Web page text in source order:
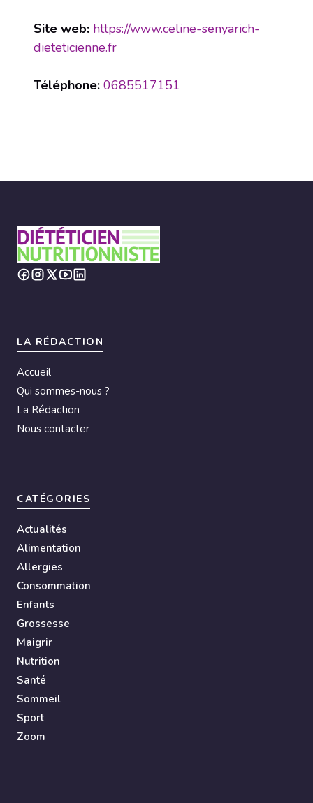
Site web: https://www.celine-senyarich-
dieteticienne.fr
Téléphone: 0685517151
LA RÉDACTION
Accueil
Qui sommes-nous ?
La Rédaction
Nous contacter
CATÉGORIES
Actualités
Alimentation
Allergies
Consommation
Enfants
Grossesse
Maigrir
Nutrition
Santé
Sommeil
Sport
Zoom